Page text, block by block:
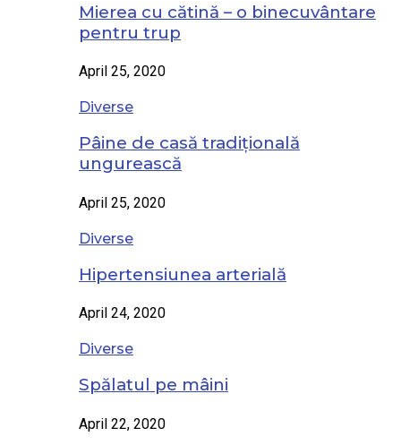
Mierea cu cătină – o binecuvântare
pentru trup
April 25, 2020
Diverse
Pâine de casă tradițională
ungurească
April 25, 2020
Diverse
Hipertensiunea arterială
April 24, 2020
Diverse
Spălatul pe mâini
April 22, 2020